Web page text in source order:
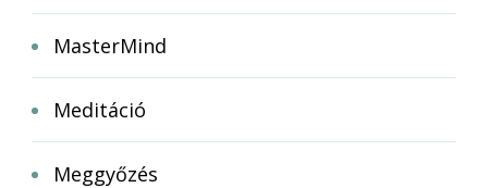
MasterMind
Meditáció
Meggyőzés